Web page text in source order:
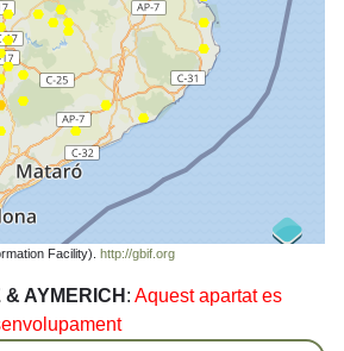
Facility). http://gbif.org
AYMERICH : Aquest apartat es